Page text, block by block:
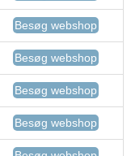
Besøg webshop
Besøg webshop
Besøg webshop
Besøg webshop